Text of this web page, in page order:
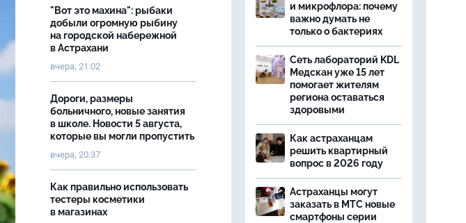
"Вот это махина": рыбаки
добыли огромную рыбину
на городской набережной
в Астрахани
вчера, 21:02
Дороги, размеры
больничного, новые занятия
в школе. Новости 5 августа,
которые вы могли пропустить
вчера, 20:37
Как правильно использовать
тестеры косметики
в магазинах
и микрофлора: почему
важно думать не
только о бактериях
Сеть лабораторий KDL
Медскан уже 15 лет
помогает жителям
региона оставаться
здоровыми
Как астраханцам
решить квартирный
вопрос в 2026 году
Астраханцы могут
заказать в МТС новые
смартфоны серии